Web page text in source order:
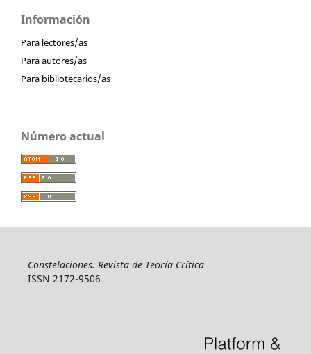
Información
Para lectores/as
Para autores/as
Para bibliotecarios/as
Número actual
Constelaciones. Revista de Teoría Crítica
ISSN 2172-9506